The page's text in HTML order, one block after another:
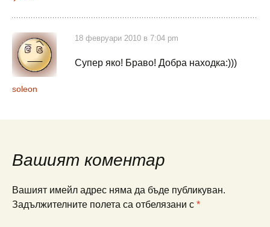
soleon
18 февруари 2010 в 7:04 pm
Супер яко! Браво! Добра находка:)))
Вашият коментар
Вашият имейл адрес няма да бъде публикуван.
Задължителните полета са отбелязани с *